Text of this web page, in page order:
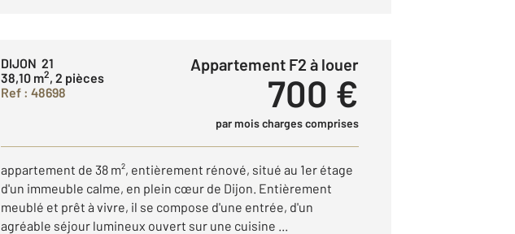
DIJON 21
38,10 m2, 2 pièces
Ref : 48698
Appartement F2 à louer
700 €
par mois charges comprises
appartement de 38 m², entièrement rénové, situé au 1er étage
d'un immeuble calme, en plein cœur de Dijon. Entièrement
meublé et prêt à vivre, il se compose d'une entrée, d'un
agréable séjour lumineux ouvert sur une cuisine ...